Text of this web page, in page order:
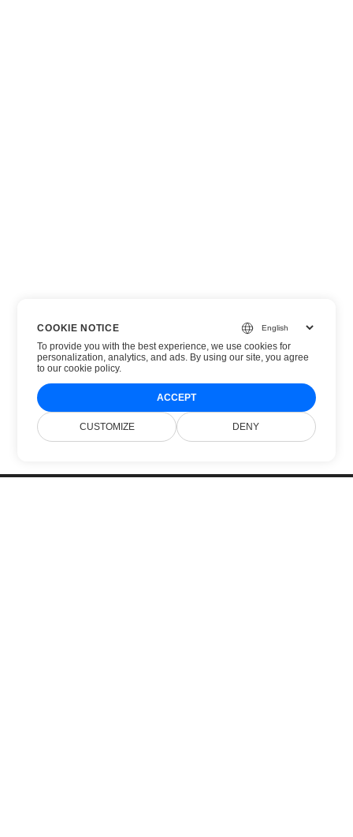
COOKIE NOTICE
To provide you with the best experience, we use cookies for
personalization, analytics, and ads. By using our site, you agree
toour cookie policy.
ACCEPT
CUSTOMIZE DENY